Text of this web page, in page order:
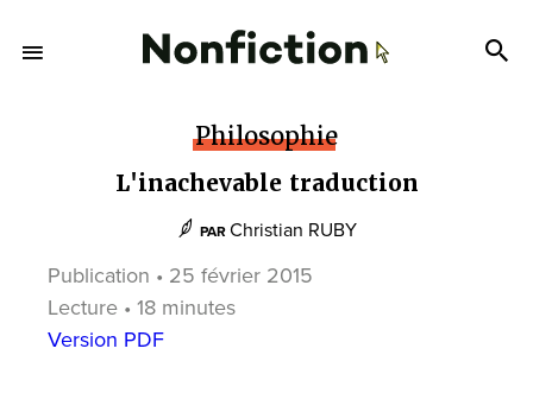
Philosophie
L'inachevable traduction
PAR Christian RUBY
Publication • 25 février 2015
Lecture • 18 minutes
Version PDF